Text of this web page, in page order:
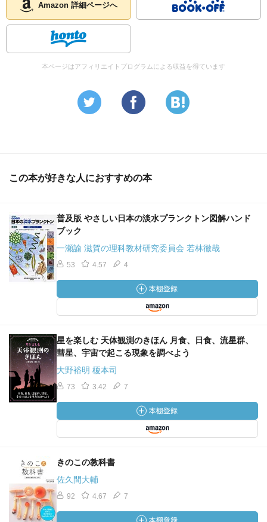
Amazon 詳細ページへ
本ページはアフィリエイトプログラムによる収益を得ています
この本が好きな人におすすめの本
普及版 やさしい日本の淡水プランクトン図解ハンド
ブック
一瀬諭 滋賀の理科教材研究委員会 若林徹哉
53 4.57 4
星を楽しむ 天体観測のきほん 月食、日食、流星群、
彗星、宇宙で起こる現象を調べよう
大野裕明 榎本司
73 3.42 7
きのこの教科書
佐久間大輔
92 4.67 7